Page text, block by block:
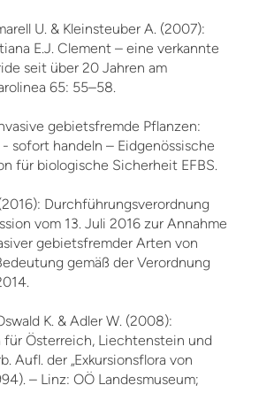
U. & Kleinsteuber A. (2007):
E.J. Clement – eine verkannte
seit über 20 Jahren am
65: 55–58.
gebietsfremde Pflanzen:
sofort handeln – Eidgenössische
für biologische Sicherheit EFBS.
Durchführungsverordnung
vom 13. Juli 2016 zur Annahme
gebietsfremder Arten von
gemäß der Verordnung
K. & Adler W. (2008):
für Österreich, Liechtenstein und
Aufl. der „Exkursionsflora von
– Linz: OÖ Landesmuseum;